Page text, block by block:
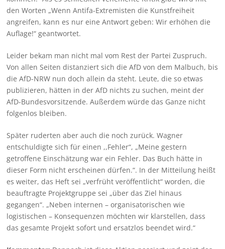
den Worten „Wenn Antifa-Extremisten die Kunstfreiheit
angreifen, kann es nur eine Antwort geben: Wir erhöhen die
Auflage!“ geantwortet.
Leider bekam man nicht mal vom Rest der Partei Zuspruch.
Von allen Seiten distanziert sich die AfD von dem Malbuch, bis
die AfD-NRW nun doch allein da steht. Leute, die so etwas
publizieren, hätten in der AfD nichts zu suchen, meint der
AfD-Bundesvorsitzende. Außerdem würde das Ganze nicht
folgenlos bleiben.
Später ruderten aber auch die noch zurück. Wagner
entschuldigte sich für einen ,,Fehler“, „Meine gestern
getroffene Einschätzung war ein Fehler. Das Buch hätte in
dieser Form nicht erscheinen dürfen.“. In der Mitteilung heißt
es weiter, das Heft sei „verfrüht veröffentlicht“ worden, die
beauftragte Projektgruppe sei „über das Ziel hinaus
gegangen“. „Neben internen – organisatorischen wie
logistischen – Konsequenzen möchten wir klarstellen, dass
das gesamte Projekt sofort und ersatzlos beendet wird.“